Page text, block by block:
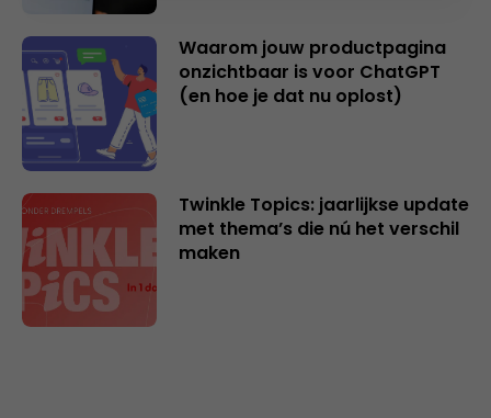
Waarom jouw productpagina
onzichtbaar is voor ChatGPT
(en hoe je dat nu oplost)
Twinkle Topics: jaarlijkse update
met thema’s die nú het verschil
maken